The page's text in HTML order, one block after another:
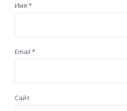
Имя *
Email *
Сайт